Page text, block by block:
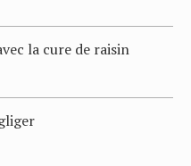
la cure de raisin